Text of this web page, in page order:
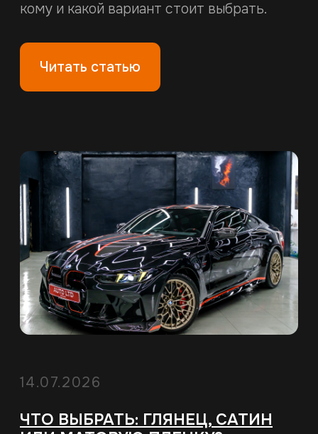
ОКЛЕЙКА АВТО ЗАЩИТНОЙ
ПЛЕНКОЙ: ТОП-5 МИФОВ О
АНТИГРАВИЙНОЙ ПЛЕНКЕ
Антигравийная пленка для автомобиля
уверенно занимает свою нишу на рынке
детейлинга. Но вокруг нее до сих пор
ходит много слухов. Одни считают ее
бесполезной тратой денег, другие —
панацеей от всех бед.
Читать статью